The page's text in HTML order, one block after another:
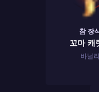
참 장
꼬마 캐
바닐